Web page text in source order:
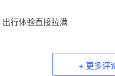
行体验直接拉满
+ 更多评